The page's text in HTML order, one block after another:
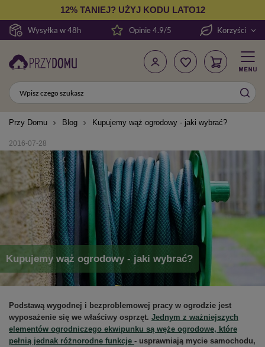
Wysyłka w 48h
12% TANIEJ? UŻYJ KODU LATO12
Opinie 4.9/5 Korzyści
Przy Domu Blog Kupujemy wąż ogrodowy - jaki wybrać?
2016-07-28
Kupujemy wąż ogrodowy - jaki wybrać?
Podstawą wygodnej i bezproblemowej pracy w ogrodzie jest
wyposażenie się we właściwy osprzęt. Jednym z ważniejszych
elementów ogrodniczego ekwipunku są węże ogrodowe, które
pełnią jednak różnorodne funkcje - usprawniają mycie samochodu,